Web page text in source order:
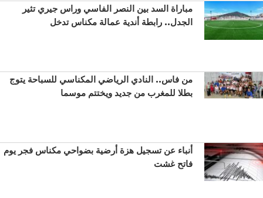
مباراة السد بين النصر الفاسي وراس جيري تثير
الجدل.. رابطة أندية عمالة مكناس تدخل
من فاس.. النادي الرياضي المكناسي للسباحة يتوج
بطلا للمغرب من جديد ويختتم موسما
أنباء عن تسجيل هزة أرضية بضواحي مكناس فجر يوم
فاتح غشت